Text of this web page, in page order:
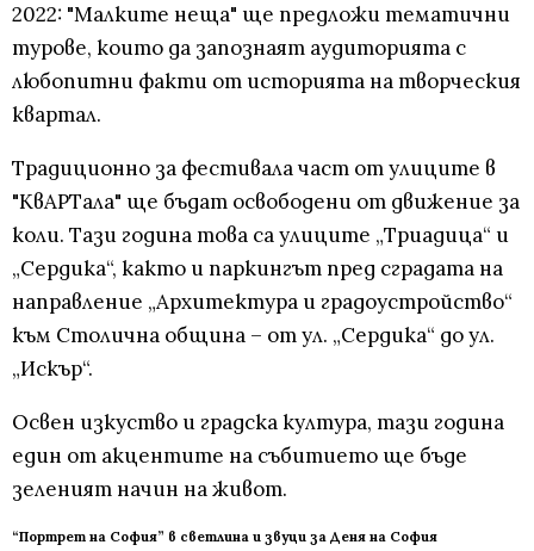
2022: "Малките неща" ще предложи тематични
турове, които да запознаят аудиторията с
любопитни факти от историята на творческия
квартал.
Традиционно за фестивала част от улиците в
"КвАРТала" ще бъдат освободени от движение за
коли. Тази година това са улиците „Триадица“ и
„Сердика“, както и паркингът пред сградата на
направление „Архитектура и градоустройство“
към Столична община – от ул. „Сердика“ до ул.
„Искър“.
Освен изкуство и градска култура, тази година
един от акцентите на събитието ще бъде
зеленият начин на живот.
“Портрет на София” в светлина и звуци за Деня на София